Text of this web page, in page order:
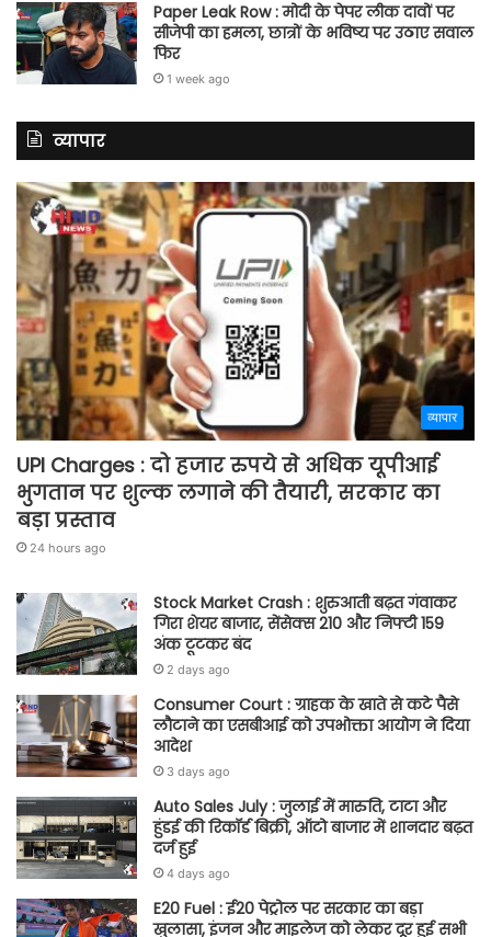
Paper Leak Row : मोदी के पेपर लीक दावों पर
सीजेपी का हमला, छात्रों के भविष्य पर उठाए सवाल
फिर
1 week ago
व्यापार
व्यापार
UPI Charges : दो हजार रुपये से अधिक यूपीआई
भुगतान पर शुल्क लगाने की तैयारी, सरकार का
बड़ा प्रस्ताव
24 hours ago
Stock Market Crash : शुरुआती बढ़त गंवाकर
गिरा शेयर बाजार, सेंसेक्स 210 और निफ्टी 159
अंक टूटकर बंद
2 days ago
Consumer Court : ग्राहक के खाते से कटे पैसे
लौटाने का एसबीआई को उपभोक्ता आयोग ने दिया
आदेश
3 days ago
Auto Sales July : जुलाई में मारुति, टाटा और
हुंडई की रिकॉर्ड बिक्री, ऑटो बाजार में शानदार बढ़त
दर्ज हुई
4 days ago
E20 Fuel : ई20 पेट्रोल पर सरकार का बड़ा
खुलासा, इंजन और माइलेज को लेकर दूर हुई सभी